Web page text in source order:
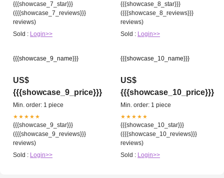
{{{showcase_7_star}}}
({{{showcase_7_reviews}}}
reviews)
Sold : Login>>
{{{showcase_8_star}}}
({{{showcase_8_reviews}}}
reviews)
Sold : Login>>
{{{showcase_9_name}}}
US$
{{{showcase_9_price}}}
Min. order: 1 piece
★★★★★
{{{showcase_9_star}}}
({{{showcase_9_reviews}}}
reviews)
Sold : Login>>
{{{showcase_10_name}}}
US$
{{{showcase_10_price}}}
Min. order: 1 piece
★★★★★
{{{showcase_10_star}}}
({{{showcase_10_reviews}}}
reviews)
Sold : Login>>